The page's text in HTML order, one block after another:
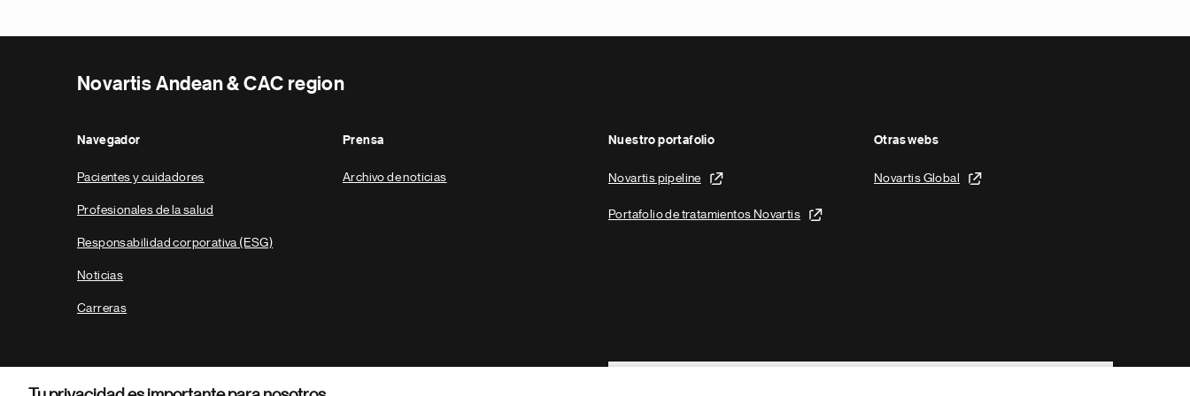
Novartis Andean & CAC region
Navegador
Pacientes y cuidadores
Profesionales de la salud
Responsabilidad corporativa (ESG)
Noticias
Carreras
Prensa
Archivo de noticias
Nuestro portafolio
Novartis pipeline
Portafolio de tratamientos Novartis
Otras webs
Novartis Global
Footer Site Search